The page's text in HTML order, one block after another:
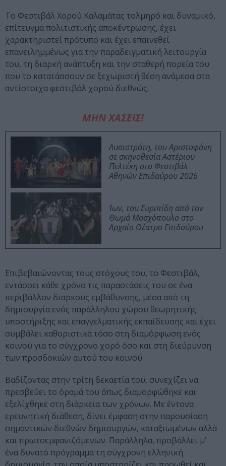
Το Φεστιβάλ Χορού Καλαμάτας τολμηρό και δυναμικό,
επίτευγμα πολιτιστικής αποκέντρωσης, έχει
χαρακτηριστεί πρότυπο και έχει επαινεθεί
επανειλημμένως για την παραδειγματική λειτουργία
του, τη διαρκή ανάπτυξη και την σταθερή πορεία του
που το κατατάσσουν σε ξεχωριστή θέση ανάμεσα στα
αντίστοιχα φεστιβάλ χορού διεθνώς.
ΜΗΝ ΧΑΣΕΙΣ!
Λυσιστράτη, του Αριστοφάνη
σε σκηνοθεσία Αστέριου
Πελτέκη στο Φεστιβάλ
Αθηνών Επιδαύρου 2026
Ίων, του Ευριπίδη από τον
Θωμά Μοσχόπουλο στο
Αρχαίο Θέατρο Επιδαύρου
Επιβεβαιώνοντας τους στόχους του, το Φεστιβάλ,
εντάσσει κάθε χρόνο τις παραστάσεις του σε ένα
περιβάλλον διαρκούς εμβάθυνσης, μέσα από τη
δημιουργία ενός παράλληλου χώρου θεωρητικής
υποστήριξης και επαγγελματικής εκπαίδευσης και έχει
συμβάλει καθοριστικά τόσο στη διαμόρφωση ενός
κοινού για το σύγχρονο χορό όσο και στη διεύρυνση
των προσδοκιών αυτού του κοινού.
Βαδίζοντας στην τρίτη δεκαετία του, συνεχίζει να
πρεσβεύει το όραμά του όπως διαμορφώθηκε και
εξελίχθηκε στη διάρκεια των χρόνων. Με έντονα
ερευνητική διάθεση, δίνει έμφαση στην παρουσίαση
σημαντικών διεθνών δημιουργών, καταξιωμένων αλλά
και πρωτοεμφανιζόμενων. Παράλληλα, προβάλλει μ’
ένα δυνατό πρόγραμμα τη σύγχρονη ελληνική